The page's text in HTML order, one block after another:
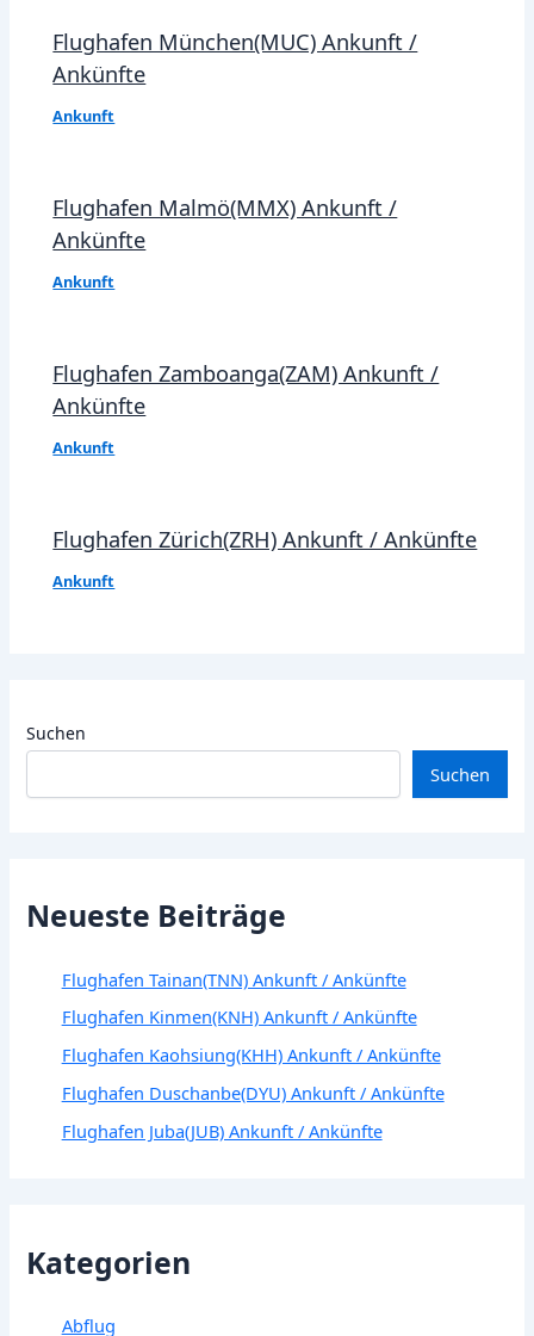
Flughafen München(MUC) Ankunft /
Ankünfte
Ankunft
Flughafen Malmö(MMX) Ankunft /
Ankünfte
Ankunft
Flughafen Zamboanga(ZAM) Ankunft /
Ankünfte
Ankunft
Flughafen Zürich(ZRH) Ankunft / Ankünfte
Ankunft
Suchen
Suchen
Neueste Beiträge
Flughafen Tainan(TNN) Ankunft / Ankünfte
Flughafen Kinmen(KNH) Ankunft / Ankünfte
Flughafen Kaohsiung(KHH) Ankunft / Ankünfte
Flughafen Duschanbe(DYU) Ankunft / Ankünfte
Flughafen Juba(JUB) Ankunft / Ankünfte
Kategorien
Abflug